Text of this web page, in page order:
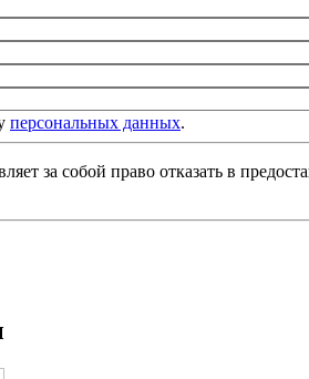
персональных данных.
за собой право отказать в